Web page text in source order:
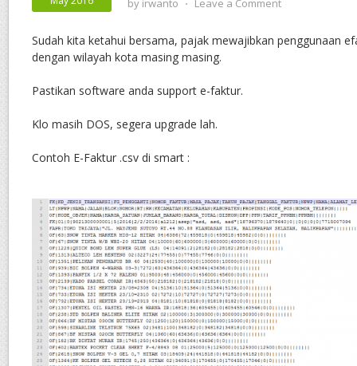
by irwanto ⋅ Leave a Comment
Sudah kita ketahui bersama, pajak mewajibkan penggunaan
dengan wilayah kota masing masing.
Pastikan software anda support e-faktur.
Klo masih DOS, segera upgrade lah.
Contoh E-Faktur .csv di smart :